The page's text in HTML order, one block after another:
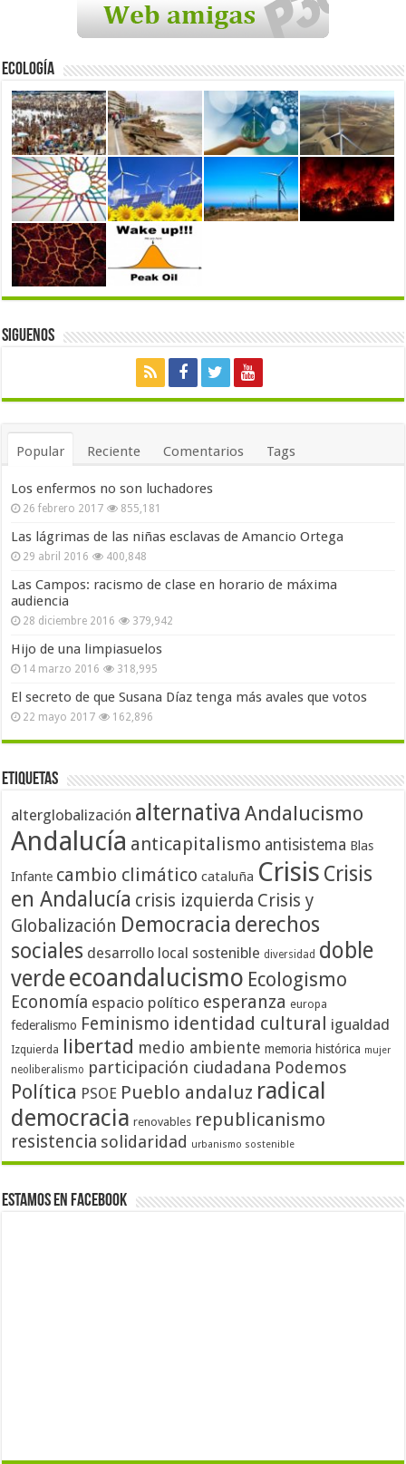
Ecología
Siguenos
Popular Reciente Comentarios Tags
Los enfermos no son luchadores
26 febrero 2017 855,181
Las lágrimas de las niñas esclavas de Amancio Ortega
29 abril 2016 400,848
Las Campos: racismo de clase en horario de máxima
audiencia
28 diciembre 2016 379,942
Hijo de una limpiasuelos
14 marzo 2016 318,995
El secreto de que Susana Díaz tenga más avales que votos
22 mayo 2017 162,896
Etiquetas
alterglobalización alternativa Andalucismo
Andalucía anticapitalismo antisistema Blas
Infante cambio climático cataluña Crisis Crisis
en Andalucía crisis izquierda Crisis y
Globalización Democracia derechos
sociales desarrollo local sostenible diversidad doble
verdeecoandalucismo Ecologismo
Economía espacio político esperanza europa
federalismo Feminismo identidad cultural igualdad
Izquierda libertad medio ambiente memoria histórica mujer
neoliberalismo participación ciudadana Podemos
Política PSOE Pueblo andaluz radical
democracia renovables republicanismo
resistencia solidaridad urbanismo sostenible
Estamos en Facebook